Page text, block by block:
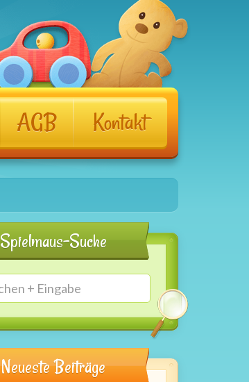
AGB Kontakt
Spielmaus-Suche
Neueste Beiträge